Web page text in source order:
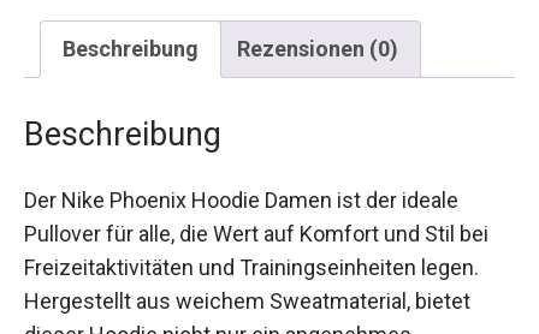
Beschreibung Rezensionen (0)
Beschreibung
Pullover für alle, die Wert auf Komfort und Stil bei
Freizeitaktivitäten und Trainingseinheiten legen.
Hergestellt aus weichem Sweatmaterial, bietet
dieser Hoodie nicht nur ein angenehmes